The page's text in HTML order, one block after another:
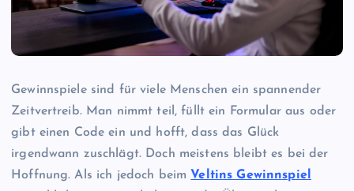
Gewinnspiele sind für viele Menschen ein spannender
Zeitvertreib. Man nimmt teil, füllt ein Formular aus oder
gibt einen Code ein und hofft, dass das Glück
irgendwann zuschlägt. Doch meistens bleibt es bei der
Hoffnung. Als ich jedoch beim Veltins Gewinnspiel